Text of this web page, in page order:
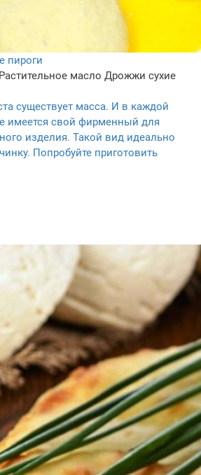
пироги
Растительное масло Дрожжи сухие
существует масса. И в каждой
имеется свой фирменный для
изделия. Такой вид идеально
Попробуйте приготовить